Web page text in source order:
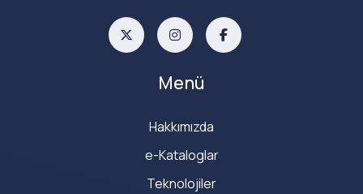
Menü
Hakkımızda
e-Kataloglar
Teknolojiler